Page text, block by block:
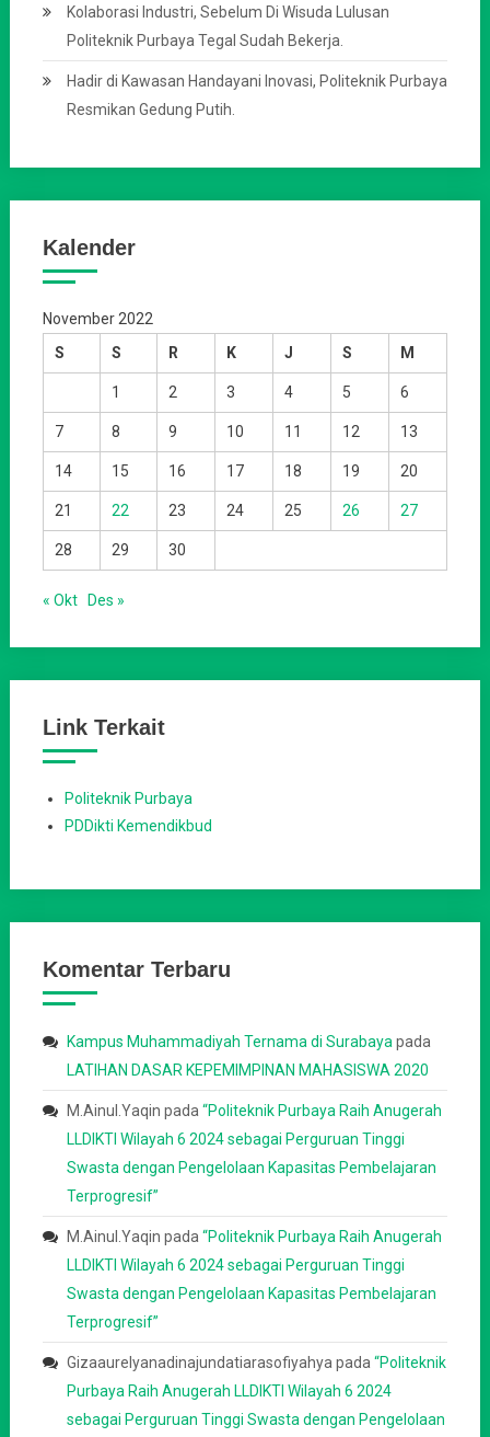
Kolaborasi Industri, Sebelum Di Wisuda Lulusan
Politeknik Purbaya Tegal Sudah Bekerja.
Hadir di Kawasan Handayani Inovasi, Politeknik Purbaya
Resmikan Gedung Putih.
Kalender
November 2022
S
S R K J S M
1 2 3 4 5 6
7 8 9 10 11 12 13
14 15 16 17 18 19 20
21 22 23 24 25 26 27
28 29 30
« Okt Des »
Link Terkait
Politeknik Purbaya
PDDikti Kemendikbud
Komentar Terbaru
Kampus Muhammadiyah Ternama di Surabaya pada
LATIHAN DASAR KEPEMIMPINAN MAHASISWA 2020
M.Ainul.Yaqin pada “Politeknik Purbaya Raih Anugerah
LLDIKTI Wilayah 6 2024 sebagai Perguruan Tinggi
Swasta dengan Pengelolaan Kapasitas Pembelajaran
Terprogresif”
M.Ainul.Yaqin pada “Politeknik Purbaya Raih Anugerah
LLDIKTI Wilayah 6 2024 sebagai Perguruan Tinggi
Swasta dengan Pengelolaan Kapasitas Pembelajaran
Terprogresif”
Gizaaurelyanadinajundatiarasofiyahya pada “Politeknik
Purbaya Raih Anugerah LLDIKTI Wilayah 6 2024
sebagai Perguruan Tinggi Swasta dengan Pengelolaan